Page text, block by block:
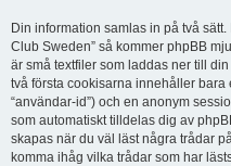
Din information samlas in på två
Club Sweden” så kommer phpBB
är små textfiler som laddas ner till
två första cookisarna innehåller
“användar-id”) och en anonym
som automatiskt tilldelas dig av
skapas när du väl läst några trådar
komma ihåg vilka trådar som har